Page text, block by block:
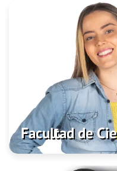
Facultad de
Facultad de